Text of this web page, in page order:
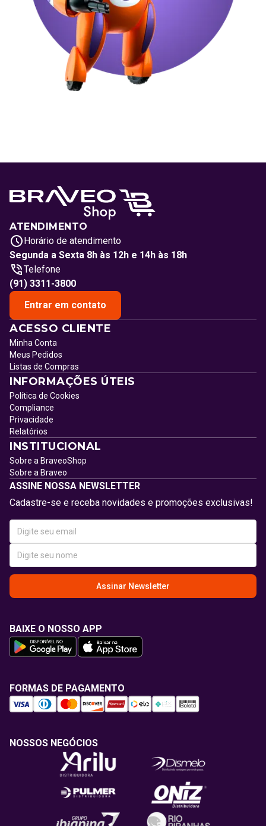
ATENDIMENTO
Horário de atendimento
Segunda a Sexta 8h às 12h e 14h às 18h
Telefone
(91) 3311-3800
Entrar em contato
ACESSO CLIENTE
Minha Conta
Meus Pedidos
Listas de Compras
INFORMAÇÕES ÚTEIS
Política de Cookies
Compliance
Privacidade
Relatórios
INSTITUCIONAL
Sobre a BraveoShop
Sobre a Braveo
ASSINE NOSSA NEWSLETTER
Cadastre-se e receba novidades e promoções exclusivas!
Assinar Newsletter
BAIXE O NOSSO APP
FORMAS DE PAGAMENTO
NOSSOS NEGÓCIOS